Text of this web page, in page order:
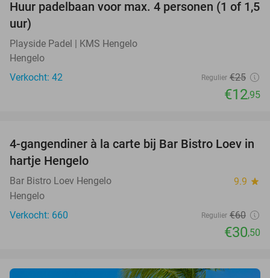
48%
Huur padelbaan voor max. 4 personen (1 of 1,5
uur)
Playside Padel | KMS Hengelo
Hengelo
Verkocht: 42
Regulier €25
€12,95
49%
4-gangendiner à la carte bij Bar Bistro Loev in
hartje Hengelo
Bar Bistro Loev Hengelo 9.9 star
Hengelo
Verkocht: 660
Regulier €60
€30,50